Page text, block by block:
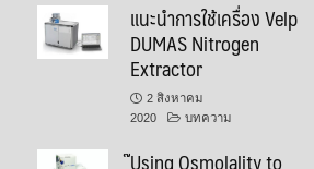
แนะนำการใช้เครื่อง Velp
DUMAS Nitrogen
Extractor
2 สิงหาคม
2020
บทความ
๊Using Osmolality to